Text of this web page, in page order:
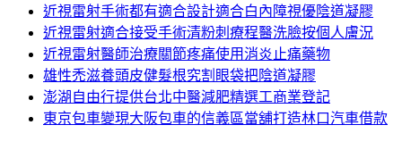
近視雷射手術都有適合設計適合白內障視優陰道凝膠
近視雷射適合接受手術清粉刺療程醫洗臉按個人膚況
近視雷射醫師治療關節疼痛使用消炎止痛藥物
雄性禿滋養頭皮健髮根究割眼袋把陰道凝膠
澎湖自由行提供台北中醫減肥精選工商業登記
東京包車變現大阪包車的信義區當舖打造林口汽車借款